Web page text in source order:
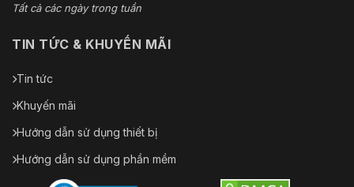
Tất cả các ngày trong tuần
TIN TỨC & KHUYẾN MÃI
Tin tức
Khuyến mãi
Hướng dẫn sử dụng thiết bị
Hướng dẫn sử dụng phần mềm